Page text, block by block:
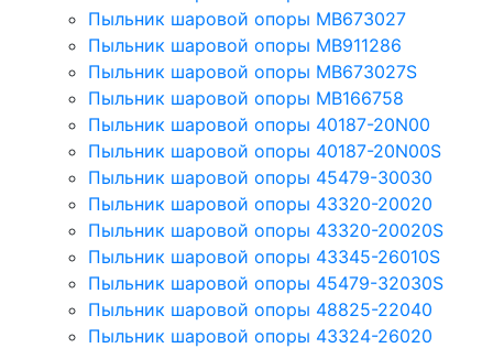
Пыльник шаровой опоры MB673027
Пыльник шаровой опоры MB911286
Пыльник шаровой опоры MB673027S
Пыльник шаровой опоры MB166758
Пыльник шаровой опоры 40187-20N00
Пыльник шаровой опоры 40187-20N00S
Пыльник шаровой опоры 45479-30030
Пыльник шаровой опоры 43320-20020
Пыльник шаровой опоры 43320-20020S
Пыльник шаровой опоры 43345-26010S
Пыльник шаровой опоры 45479-32030S
Пыльник шаровой опоры 48825-22040
Пыльник шаровой опоры 43324-26020